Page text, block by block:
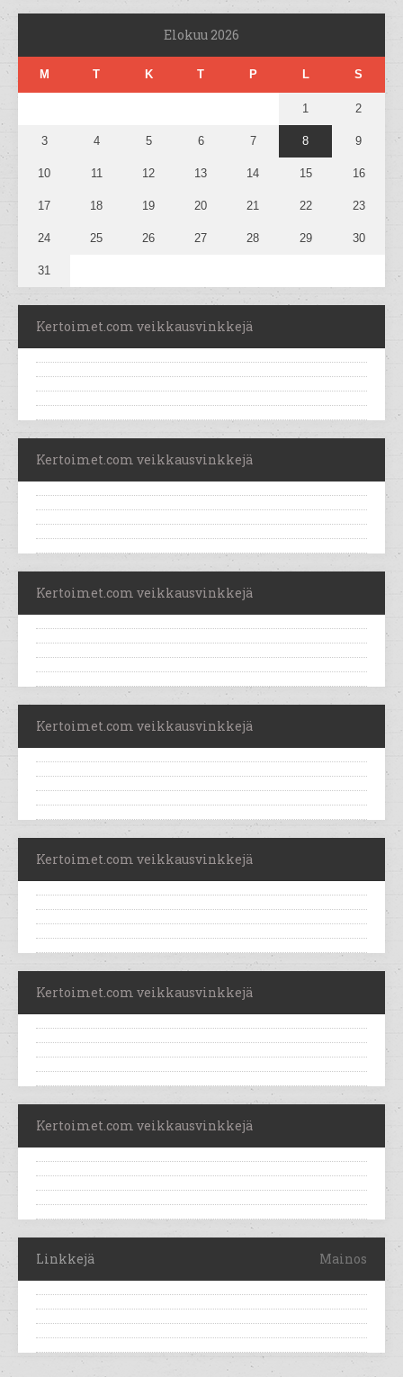
Elokuu 2026
M T K T P L S
1 2
3 4 5 6 7 8 9
10 11 12 13 14 15 16
17 18 19 20 21 22 23
24 25 26 27 28 29 30
31
Kertoimet.com veikkausvinkkejä
Kertoimet.com veikkausvinkkejä
Kertoimet.com veikkausvinkkejä
Kertoimet.com veikkausvinkkejä
Kertoimet.com veikkausvinkkejä
Kertoimet.com veikkausvinkkejä
Kertoimet.com veikkausvinkkejä
Linkkejä Mainos